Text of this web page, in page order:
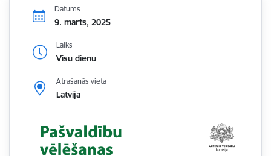
Datums
9. marts, 2025
Laiks
Visu dienu
Atrašanās vieta
Latvija